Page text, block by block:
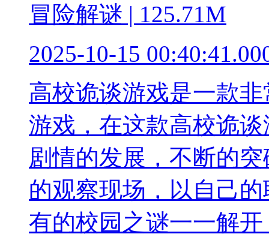
冒险解谜 | 125.71M
2025-10-15
高校诡谈游戏是一款
游戏，在这款高校诡
剧情的发展，不断的
的观察现场，以自己
有的校园之谜一一解